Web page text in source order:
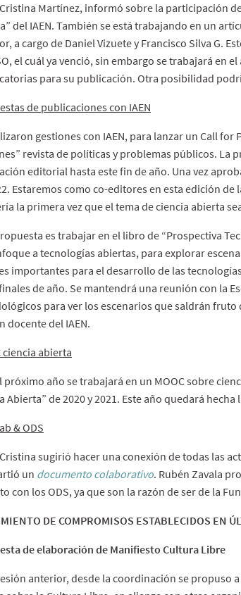
Martínez, informó sobre la participación
del IAEN. También se está trabajando en un
a cargo de Daniel Vizuete y Francisco Silva G.
el cuál ya venció, sin embargo se trabajará en
para su publicación. Otra posibilidad
de publicaciones con IAEN
gestiones con IAEN, para lanzar un Call for
revista de políticas y problemas públicos. La
editorial hasta este fin de año. Una vez
Estaremos como co-editores en esta edición
la primera vez que el tema de ciencia abierta
es trabajar en el libro de “Prospectiva
a tecnologías abiertas, para explorar
importantes para el desarrollo de las
de año. Se mantendrá una reunión con la
para ver los escenarios que saldrán
docente del IAEN.
ciencia abierta
próximo año se trabajará en un MOOC sobre
Abierta” de 2020 y 2021. Este año quedará
& ODS
sugirió hacer una conexión de todas las
un documento colaborativo. Rubén Zavala
con los ODS, ya que son la razón de ser de la
DE COMPROMISOS ESTABLECIDOS EN
de elaboración de Manifiesto Cultura Libre
anterior, desde la coordinación se propuso